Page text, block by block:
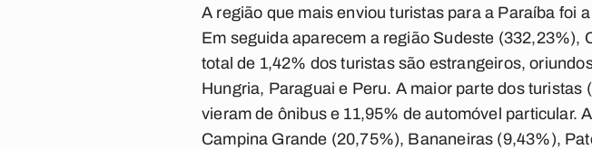
A região que mais enviou turistas para a Paraíba foi
Em seguida aparecem a região Sudeste (332,23%),
total de 1,42% dos turistas são estrangeiros,
Hungria, Paraguai e Peru. A maior parte dos
vieram de ônibus e 11,95% de automóvel particular.
Campina Grande (20,75%), Bananeiras (9,43%),